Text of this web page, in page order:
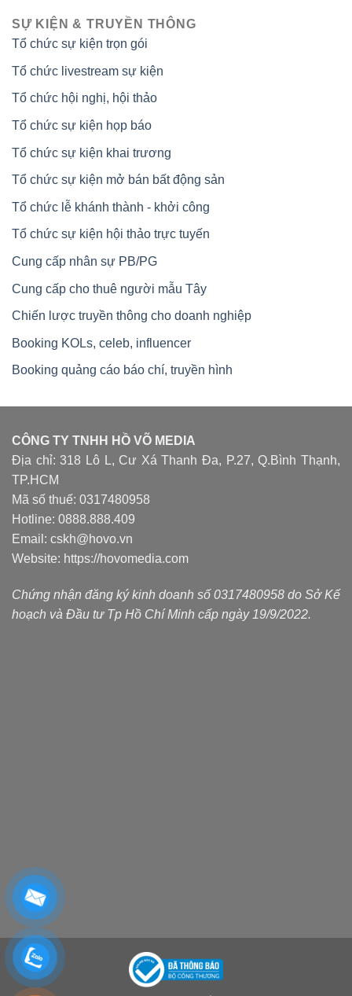
SỰ KIỆN & TRUYỀN THÔNG
Tổ chức sự kiện trọn gói
Tổ chức livestream sự kiện
Tổ chức hội nghị, hội thảo
Tổ chức sự kiện họp báo
Tổ chức sự kiện khai trương
Tổ chức sự kiện mở bán bất động sản
Tổ chức lễ khánh thành - khởi công
Tổ chức sự kiện hội thảo trực tuyến
Cung cấp nhân sự PB/PG
Cung cấp cho thuê người mẫu Tây
Chiến lược truyền thông cho doanh nghiệp
Booking KOLs, celeb, influencer
Booking quảng cáo báo chí, truyền hình
CÔNG TY TNHH HỒ VÕ MEDIA
Địa chỉ: 318 Lô L, Cư Xá Thanh Đa, P.27, Q.Bình Thạnh,
TP.HCM
Mã số thuế: 0317480958
Hotline: 0888.888.409
Email: cskh@hovo.vn
Website: https://hovomedia.com
Chứng nhận đăng ký kinh doanh số 0317480958 do Sở Kế
hoạch và Đầu tư Tp Hồ Chí Minh cấp ngày 19/9/2022.